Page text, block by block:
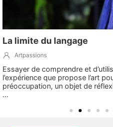
La limite du langage
Artpassions
Essayer de comprendre et
l’expérience que propose l’art
préoccupation, un objet de
...